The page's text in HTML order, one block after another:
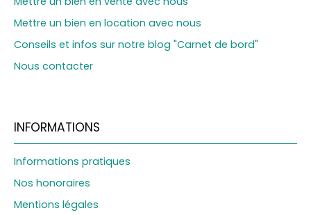
Mettre un bien en location avec nous
Conseils et infos sur notre blog "Carnet de bord"
Nous contacter
INFORMATIONS
Informations pratiques
Nos honoraires
Mentions légales